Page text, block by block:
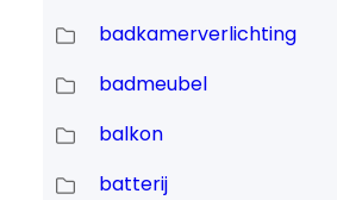
badkamerverlichting
badmeubel
balkon
batterij